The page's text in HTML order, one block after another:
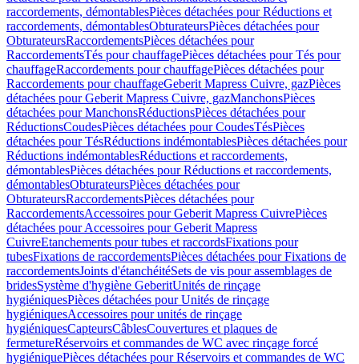
raccordements, démontablesPièces détachées pour Réductions et
raccordements, démontablesObturateursPièces détachées pour
ObturateursRaccordementsPièces détachées pour
RaccordementsTés pour chauffagePièces détachées pour Tés pour
chauffageRaccordements pour chauffagePièces détachées pour
Raccordements pour chauffageGeberit Mapress Cuivre, gazPièces
détachées pour Geberit Mapress Cuivre, gazManchonsPièces
détachées pour ManchonsRéductionsPièces détachées pour
RéductionsCoudesPièces détachées pour CoudesTésPièces
détachées pour TésRéductions indémontablesPièces détachées pour
Réductions indémontablesRéductions et raccordements,
démontablesPièces détachées pour Réductions et raccordements,
démontablesObturateursPièces détachées pour
ObturateursRaccordementsPièces détachées pour
RaccordementsAccessoires pour Geberit Mapress CuivrePièces
détachées pour Accessoires pour Geberit Mapress
CuivreEtanchements pour tubes et raccordsFixations pour
tubesFixations de raccordementsPièces détachées pour Fixations de
raccordementsJoints d'étanchéitéSets de vis pour assemblages de
bridesSystème d'hygiène GeberitUnités de rinçage
hygiéniquesPièces détachées pour Unités de rinçage
hygiéniquesAccessoires pour unités de rinçage
hygiéniquesCapteursCâblesCouvertures et plaques de
fermetureRéservoirs et commandes de WC avec rinçage forcé
hygiéniquePièces détachées pour Réservoirs et commandes de WC